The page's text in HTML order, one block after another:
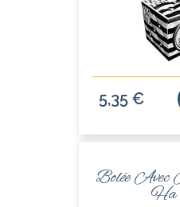
5,35 €
Bolée Avec